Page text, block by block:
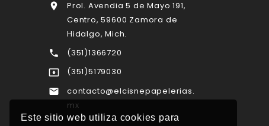
Este sitio web utiliza cookies para

Prol. Avendia 5 de Mayo 191,
Centro, 59600 Zamora de
Hidalgo, Mich.
 (351)1366720
 (351)5179030

contacto@elcisnepapelerias.
mx